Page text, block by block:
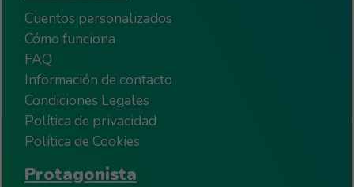
Cuentos personalizados
Cómo funciona
FAQ
Información de contacto
Condiciones Legales
Política de privacidad
Política de Cookies
Protagonista